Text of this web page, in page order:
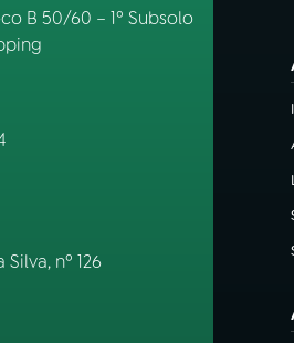
B 50/60 – 1º Subsolo
nº 126